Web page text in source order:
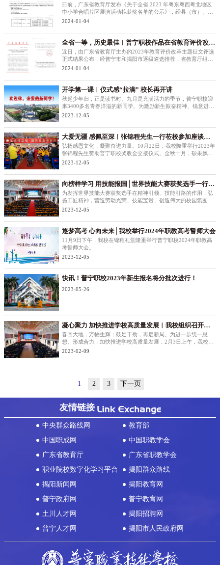
学校建设添光彩
日前，广东省教育厅发布《关于全省 2023 年粤东粤西粤北地区
中小学合唱片区展演活动拟获奖名单的公示》，经县（市）、地
市逐级遴选推荐，省教育厅组织专家现场评审，我校参演合唱团
省高水平中职学校建设
2024-01-04
全省一等，历史最佳︱普宁职校作品在省教育评价改革
主题征文评选中获奖
近日，由广东省教育厅主办的2023年教育评价改革主题征文评选
正式结果公布，经普宁市和揭阳市逐级遴选推荐，省教育厅组织
资格审查、论文查重、专家评选及审议，由我校副校长王俊填和
的探索——构建“双线四
2024-01-04
开学第一课︱仪式感“拉满” 校长再开讲
秋起少年归，正是读书时。九月是充满活力的季节，普宁职校迎
来3400多名青春洋溢的新同学。为激励新生振奋精神、锐意进
取，明确新学期的奋斗目标，营造浓厚的开学气氛，9月6日和9
学训练动员会。学校
2023-12-05
大爱无疆 感佩至深︱张锦程先生一行莅校参加座谈会
并再次颁发奖教金
弘扬感恩文化，凝聚奋进力量。10月22日，我校隆重举行2023年
张锦程先生赞助普宁职校奖教金交接仪式。金秋十月，硕果飘
香。当天下午4时许，泰国Double A 1991集团创始董事长张锦程
2023-12-05
向榜样学习 用技能报国│世界技能大赛获奖选手一行莅
校宣讲交流
为发挥世界技能大赛获奖选手在精神引领、技能引路的作用，弘
扬工匠精神，营造劳动光荣、技能宝贵、创造伟大的校园氛围，
进一步加强劳动教育工作，激励职教学生走技能成才、技能报国
东省人才服务局、揭阳市人
2023-12-05
逐梦高考 心向未来│我校举行2024年职教高考誓师大会
11月9日下午，我校在锦程礼堂隆重举行普宁职校2024年职教高
考誓师大会。
2023-12-05
快讯！普宁职校2023年新生报名将分批次进行！
2023-05-26
凝心聚力 加快推进学校高质量发展︱我校组织召开新
学期全体教职工大会
春回大地，万物生辉；鼓足干劲，再启新局。为进一步统一思
想、形成合力，加快推进学校高质量发展，2月3日上午，我校在
南校区锦程礼堂组织召开了全体教职工大会。党总支部书记、校
日阳主持。会上，副校长陈小
2023-02-09
1 2 3 下一页
友情链接
中央群众路线网
教育部
中国职成网
中国职教学会
广东省教育厅
广东省职教学会
职业院校数字化学习平台
揭阳群众路线
揭阳新闻网
揭阳教育网
普宁政府网
普宁教育网
土川人才网
揭阳招聘网
普宁人才网
揭阳市人民政府网